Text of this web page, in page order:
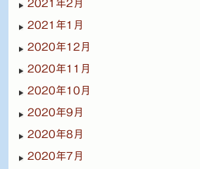
2021年2月
2021年1月
2020年12月
2020年11月
2020年10月
2020年9月
2020年8月
2020年7月